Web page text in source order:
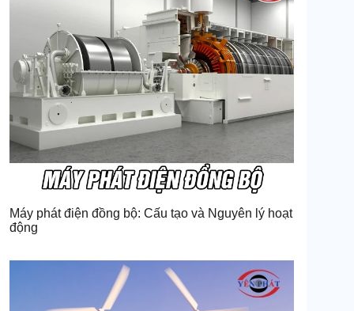
Máy phát điện đồng bộ: Cấu tạo và Nguyên lý hoạt
động